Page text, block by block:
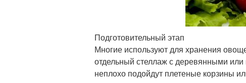
Подготовительный этап
Многие используют для хранения
отдельный стеллаж с деревянными
неплохо подойдут плетеные корзины